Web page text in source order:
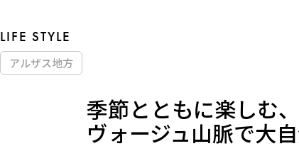
LIFE STYLE
アルザス地方
季節とともに楽しむ
ヴォージュ山脈で大